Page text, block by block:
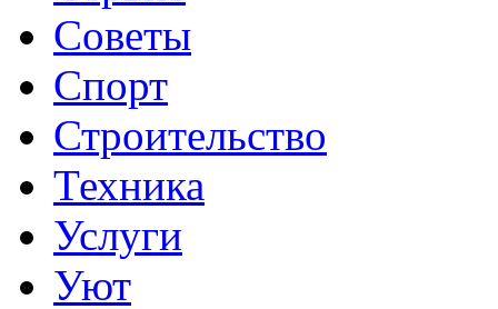
Советы
Спорт
Строительство
Техника
Услуги
Уют